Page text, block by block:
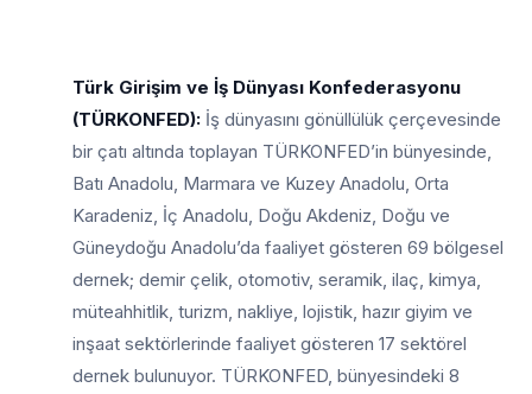
Türk Girişim ve İş Dünyası Konfederasyonu
(TÜRKONFED): İş dünyasını gönüllülük çerçevesinde
bir çatı altında toplayan TÜRKONFED’in bünyesinde,
Batı Anadolu, Marmara ve Kuzey Anadolu, Orta
Karadeniz, İç Anadolu, Doğu Akdeniz, Doğu ve
Güneydoğu Anadolu’da faaliyet gösteren 69 bölgesel
dernek; demir çelik, otomotiv, seramik, ilaç, kimya,
müteahhitlik, turizm, nakliye, lojistik, hazır giyim ve
inşaat sektörlerinde faaliyet gösteren 17 sektörel
dernek bulunuyor. TÜRKONFED, bünyesindeki 8